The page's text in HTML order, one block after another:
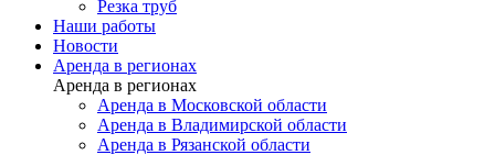
Резка труб
Наши работы
Новости
Аренда в регионах
Аренда в регионах
Аренда в Московской области
Аренда в Владимирской области
Аренда в Рязанской области